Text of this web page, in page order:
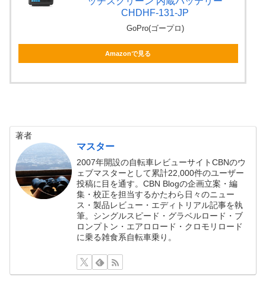
CHDHF-131-JP
GoPro(ゴープロ)
Amazonで見る
著者
マスター
2007年開設の自転車レビューサイトCBNのウ
ェブマスターとして累計22,000件のユーザー
投稿に目を通す。CBN Blogの企画立案・編
集・校正を担当するかたわら日々のニュー
ス・製品レビュー・エディトリアル記事を執
筆。シングルスピード・グラベルロード・ブ
ロンプトン・エアロロード・クロモリロード
に乗る雑食系自転車乗り。